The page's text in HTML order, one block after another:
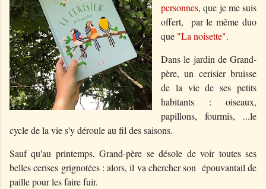
personnes, que je me suis
offert, par le même duo
que "La noisette".
Dans le jardin de Grand-
père, un cerisier bruisse
de la vie de ses petits
habitants : oiseaux,
papillons, fourmis, ...le
cycle de la vie s'y déroule au fil des saisons.
Sauf qu'au printemps, Grand-père se désole de voir toutes ses
belles cerises grignotées : alors, il va chercher son épouvantail de
paille pour les faire fuir.